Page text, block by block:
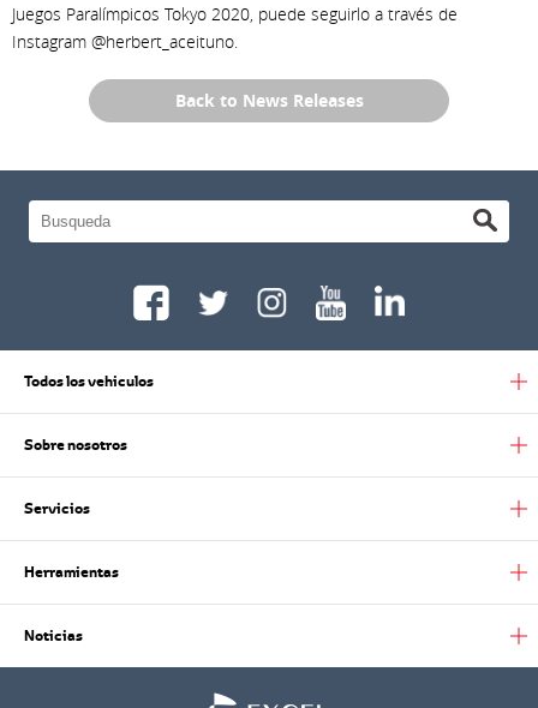
Juegos Paralímpicos Tokyo 2020, puede seguirlo a través de
Instagram @herbert_aceituno.
Back to News Releases
Todos los vehiculos
Sobre nosotros
Servicios
Herramientas
Noticias